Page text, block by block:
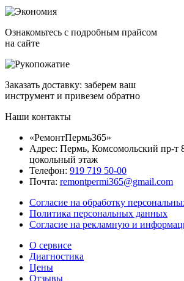
Ознакомьтесь с подробным прайсом
на сайте
Заказать доставку: заберем ваш
инструмент и привезем обратно
Наши контакты
«РемонтПермь365»
Адрес: Пермь, Комсомольский пр-т
цокольный этаж
Телефон: 919 719 50-00
Почта: remontpermi365@gmail.com
Согласие на обработку
Политика персональных данных
Согласие на рекламную и
О сервисе
Диагностика
Цены
Отзывы